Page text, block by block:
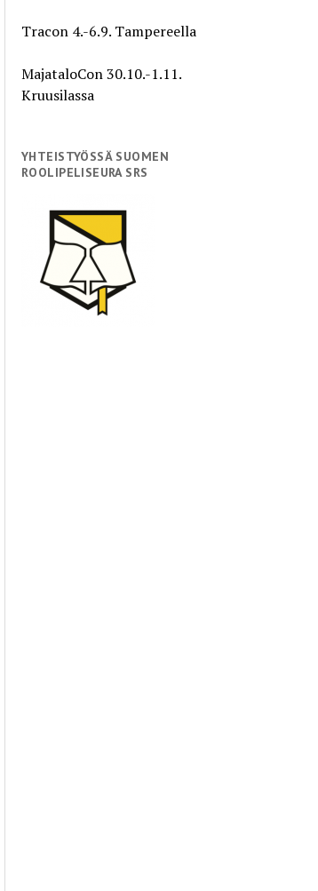
Tracon 4.-6.9. Tampereella
MajataloCon 30.10.-1.11.
Kruusilassa
YHTEISTYÖSSÄ SUOMEN
ROOLIPELISEURA SRS